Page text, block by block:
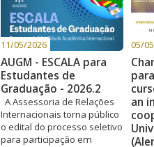
11/05/2026
AUGM - ESCALA para
Estudantes de
Graduação - 2026.2
A Assessoria de Relações
Internacionais torna público
o edital do processo seletivo
para participação em
05/
an